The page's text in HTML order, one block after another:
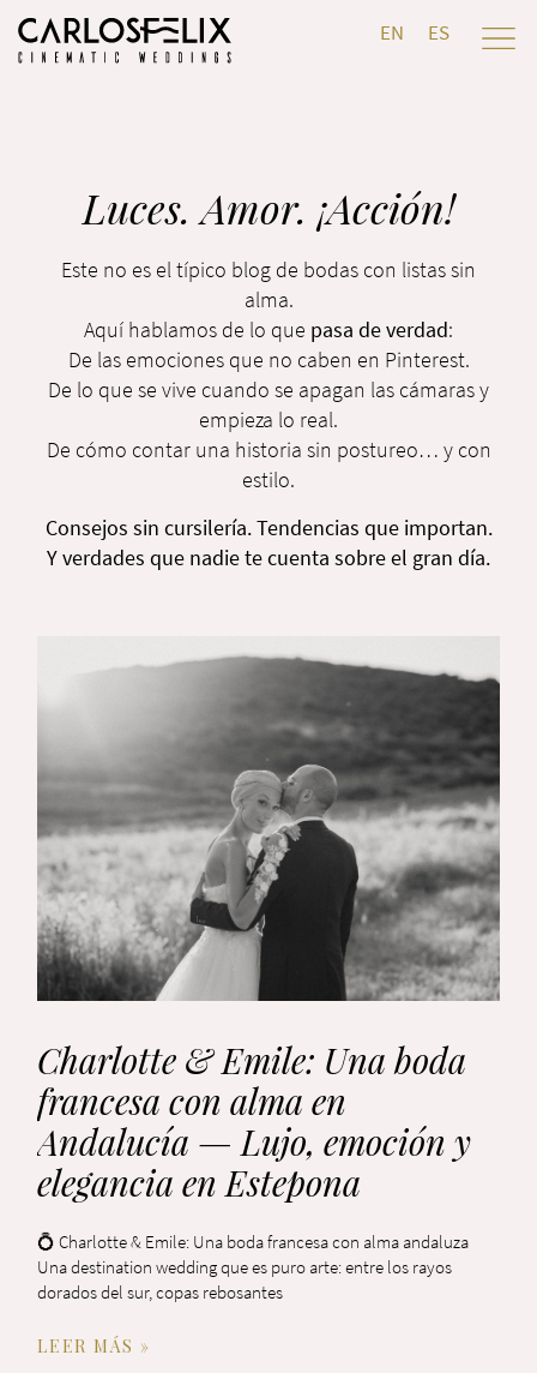
EN ES
Luces. Amor. ¡Acción!
Este no es el típico blog de bodas con listas sin
alma.
Aquí hablamos de lo que pasa de verdad:
De las emociones que no caben en Pinterest.
De lo que se vive cuando se apagan las cámaras y
empieza lo real.
De cómo contar una historia sin postureo… y con
estilo.
Consejos sin cursilería. Tendencias que importan.
Y verdades que nadie te cuenta sobre el gran día.
Charlotte & Emile: Una boda
francesa con alma en
Andalucía — Lujo, emoción y
elegancia en Estepona
💍 Charlotte & Emile: Una boda francesa con alma andaluza
Una destination wedding que es puro arte: entre los rayos
dorados del sur, copas rebosantes
LEER MÁS »